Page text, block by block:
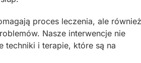
proces leczenia, ale również
Nasze interwencje nie
techniki i terapie, które są na